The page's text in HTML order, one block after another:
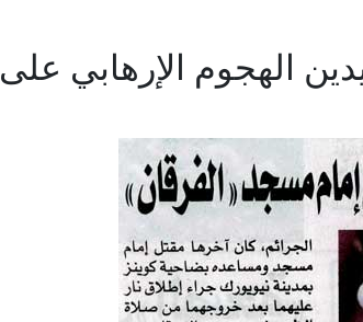
الهجوم الإرهابي على